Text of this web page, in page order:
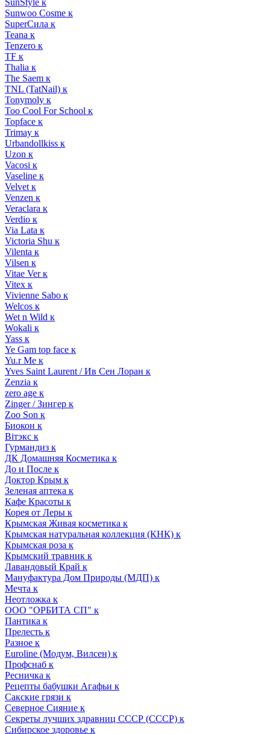
SunStyle к
Sunwoo Cosme к
SuperСила к
Teana к
Tenzero к
TF к
Thalia к
The Saem к
TNL (TatNail) к
Tonymoly к
Too Cool For School к
Topface к
Trimay к
Urbandollkiss к
Uzon к
Vacosi к
Vaseline к
Velvet к
Venzen к
Veraclara к
Verdio к
Via Lata к
Victoria Shu к
Vilenta к
Vilsen к
Vitae Ver к
Vitex к
Vivienne Sabo к
Welcos к
Wet n Wild к
Wokali к
Yass к
Ye Gam top face к
Yu.r Me к
Yves Saint Laurent / Ив Сен Лоран к
Zenzia к
zero age к
Zinger / Зингер к
Zoo Son к
Биокон к
Вiтэкс к
Гурмандиз к
ДК Домашняя Косметика к
До и После к
Доктор Крым к
Зеленая аптека к
Кафе Красоты к
Корея от Леры к
Крымская Живая косметика к
Крымская натуральная коллекция (КНК) к
Крымская роза к
Крымский травник к
Лавандовый Край к
Мануфактура Дом Природы (МДП) к
Мечта к
Неотложка к
ООО "ОРБИТА СП" к
Пантика к
Прелесть к
Разное к
Euroline (Модум, Вилсен) к
Профснаб к
Ресничка к
Рецепты бабушки Агафьи к
Сакские грязи к
Северное Сияние к
Секреты лучших здравниц СССР (СССР) к
Сибирское здоровье к